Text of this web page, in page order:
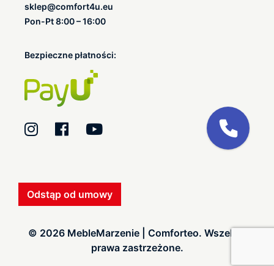
sklep@comfort4u.eu
Pon-Pt 8:00 – 16:00
Bezpieczne płatności:
Odstąp od umowy
© 2026 MebleMarzenie | Comforteo. Wszelkie
prawa zastrzeżone.